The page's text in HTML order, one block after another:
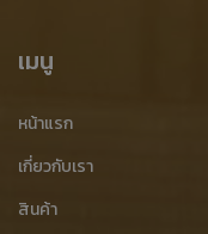
รับซื้อเศษสแตนเลส
ร้านประมูลเศษสแตนเลส
เมนู
หน้าแรก
เกี่ยวกับเรา
สินค้า